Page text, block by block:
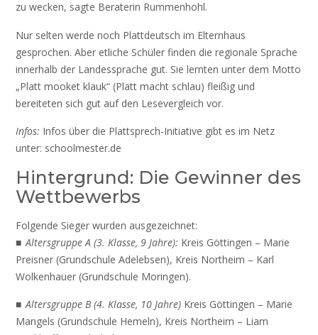
zu wecken, sagte Beraterin Rummenhohl.
Nur selten werde noch Plattdeutsch im Elternhaus
gesprochen. Aber etliche Schüler finden die regionale Sprache
innerhalb der Landessprache gut. Sie lernten unter dem Motto
„Platt mooket klauk“ (Platt macht schlau) fleißig und
bereiteten sich gut auf den Lesevergleich vor.
Infos: Infos über die Plattsprech-Initiative gibt es im Netz
unter: schoolmester.de
Hintergrund: Die Gewinner des
Wettbewerbs
Folgende Sieger wurden ausgezeichnet:
■ Altersgruppe A (3. Klasse, 9 Jahre): Kreis Göttingen – Marie
Preisner (Grundschule Adelebsen), Kreis Northeim – Karl
Wolkenhauer (Grundschule Moringen).
■ Altersgruppe B (4. Klasse, 10 Jahre) Kreis Göttingen – Marie
Mangels (Grundschule Hemeln), Kreis Northeim – Liam